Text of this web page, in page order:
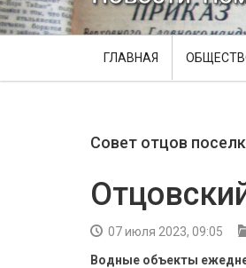
ГЛАВНАЯ
Совет отцов
07 июля 2023, 09:05
Водные объекты